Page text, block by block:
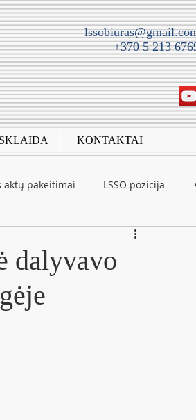
+370 5 213
KONTAKTAI
aktų pakeitimai LSSO pozicija
dalyvavo